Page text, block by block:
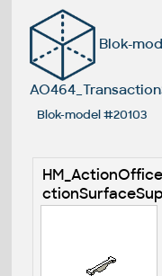
Blok-
Blok-model #20103